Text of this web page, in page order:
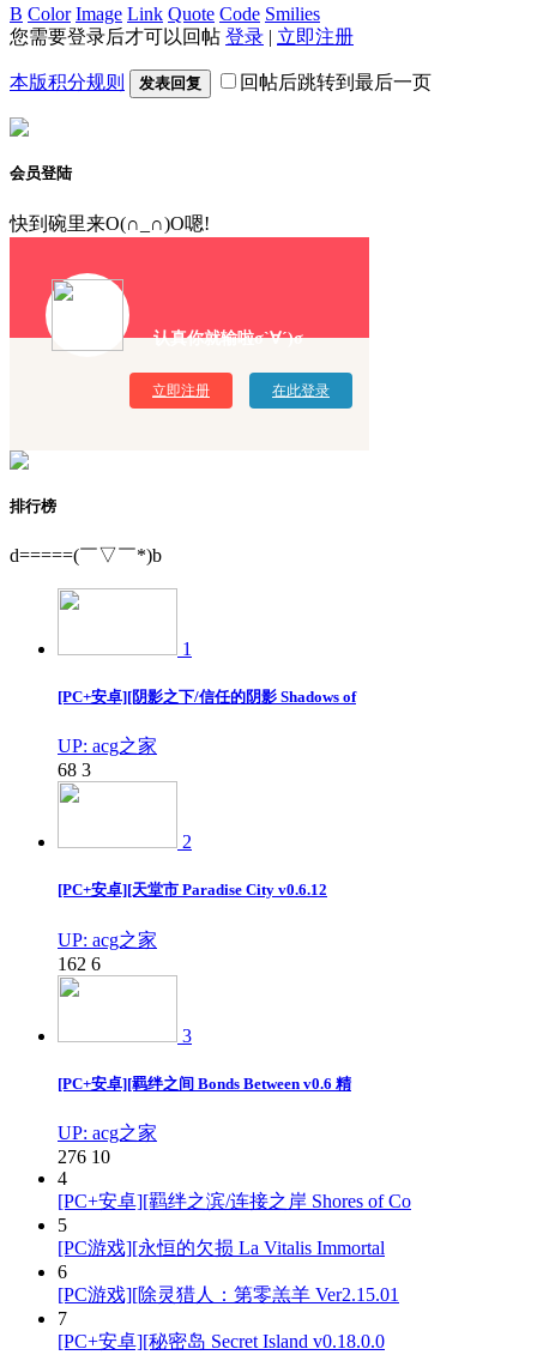
B Color Image Link Quote Code Smilies
您需要登录后才可以回帖 登录 | 立即注册
本版积分规则 发表回复 回帖后跳转到最后一页
会员登陆
快到碗里来O(∩_∩)O嗯!
认真你就输啦σ`∀´)σ
立即注册 在此登录
排行榜
d=====(￣▽￣*)b
1
[PC+安卓][阴影之下/信任的阴影 Shadows of
UP: acg之家
68 3
2
[PC+安卓][天堂市 Paradise City v0.6.12
UP: acg之家
162 6
3
[PC+安卓][羁绊之间 Bonds Between v0.6 精
UP: acg之家
276 10
4
[PC+安卓][羁绊之滨/连接之岸 Shores of Co
5
[PC游戏][永恒的欠损 La Vitalis Immortal
6
[PC游戏][除灵猎人：第零羔羊 Ver2.15.01
7
[PC+安卓][秘密岛 Secret Island v0.18.0.0